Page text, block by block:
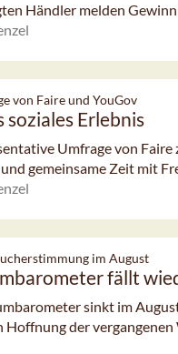
Händler melden
von Faire und YouGov
soziales Erlebnis
Umfrage von
gemeinsame Zeit mit
im August
fällt
sinkt im
Hoffnung der vergangenen